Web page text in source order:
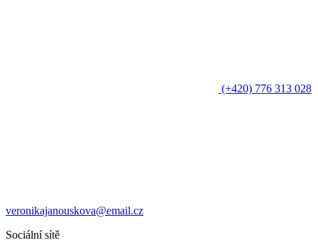
(+420) 776 313 028
veronikajanouskova@email.cz
Sociální sítě